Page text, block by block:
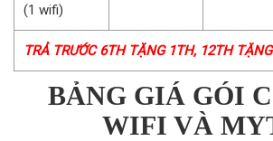
(1 wifi)
TRẢ TRƯỚC 6TH TẶNG 1TH, 12TH
BẢNG GIÁ GÓI
WIFI VÀ